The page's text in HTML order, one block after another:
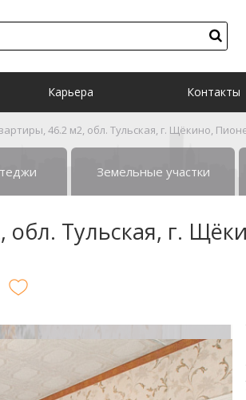
Карьера Контакты
46.2 м2, обл. Тульская, г. Щёкино,
Земельные участки
Тульская, г.